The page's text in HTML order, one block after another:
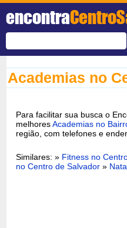
encontra
Academias no
Para facilitar sua busca o
melhoresAcademias no
região, com telefones e
Similares: » Fitness no
no Centro de Salvador »